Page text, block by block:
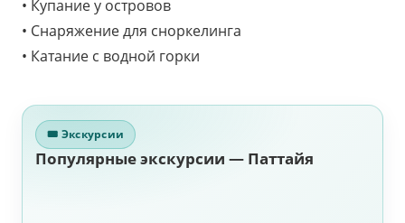
• Купание у островов
• Снаряжение для сноркелинга
• Катание с водной горки
🎟 Экскурсии
Популярные экскурсии — Паттайя